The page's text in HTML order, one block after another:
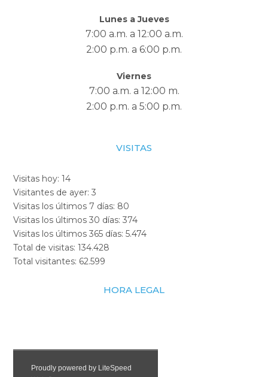
Lunes a Jueves
7:00 a.m. a 12:00 a.m.
2:00 p.m. a 6:00 p.m.
Viernes
7:00 a.m. a 12:00 m.
2:00 p.m. a 5:00 p.m.
VISITAS
Visitas hoy:14
Visitantes de ayer:3
Visitas los últimos 7 días: 80
Visitas los últimos 30 días:374
Visitas los últimos 365 días:5.474
Total de visitas:134.428
Total visitantes: 62.599
HORA LEGAL